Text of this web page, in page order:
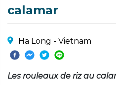
calamar
Ha Long - Vietnam
Les rouleaux de riz au